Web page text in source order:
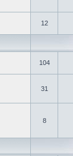
12
104
31
8